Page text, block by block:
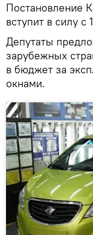
Постановление
вступит в силу с
Депутаты
зарубежных
в бюджет за
окнами.